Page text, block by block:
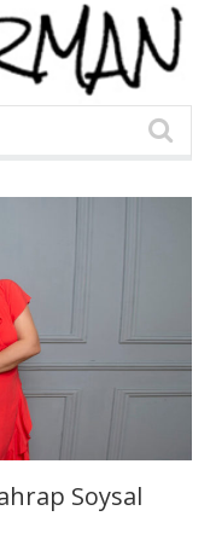
Soysal